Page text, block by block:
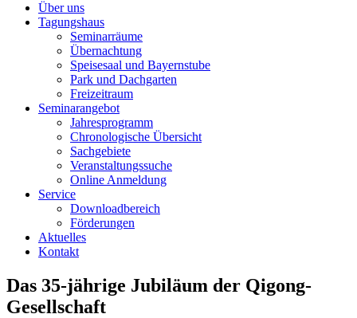
Über uns
Tagungshaus
Seminarräume
Übernachtung
Speisesaal und Bayernstube
Park und Dachgarten
Freizeitraum
Seminarangebot
Jahresprogramm
Chronologische Übersicht
Sachgebiete
Veranstaltungssuche
Online Anmeldung
Service
Downloadbereich
Förderungen
Aktuelles
Kontakt
Das 35-jährige Jubiläum der Qigong-
Gesellschaft